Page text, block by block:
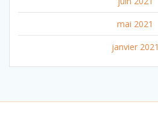
mai 2021
janvier 2021